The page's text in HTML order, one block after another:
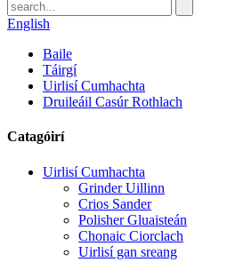
English
Baile
Táirgí
Uirlisí Cumhachta
Druileáil Casúr Rothlach
Catagóirí
Uirlisí Cumhachta
Grinder Uillinn
Crios Sander
Polisher Gluaisteán
Chonaic Ciorclach
Uirlisí gan sreang